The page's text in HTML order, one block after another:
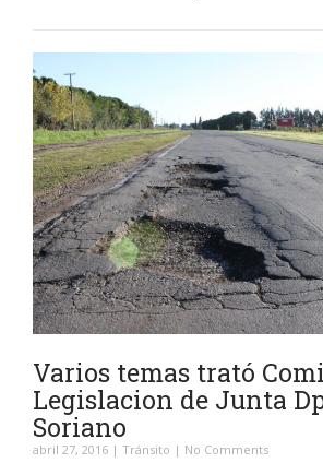
Varios temas trató
Legislacion de Junta
Soriano
abril 27, 2016 | Tránsito | No Comments